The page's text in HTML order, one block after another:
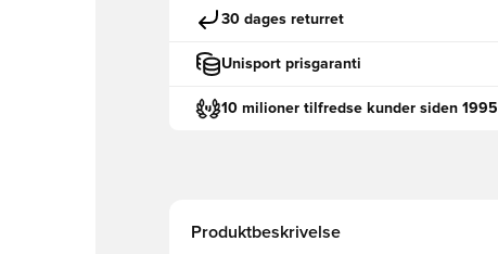
30 dages returret
Unisport prisgaranti
10 milioner tilfredse kunder siden 1995
Produktbeskrivelse